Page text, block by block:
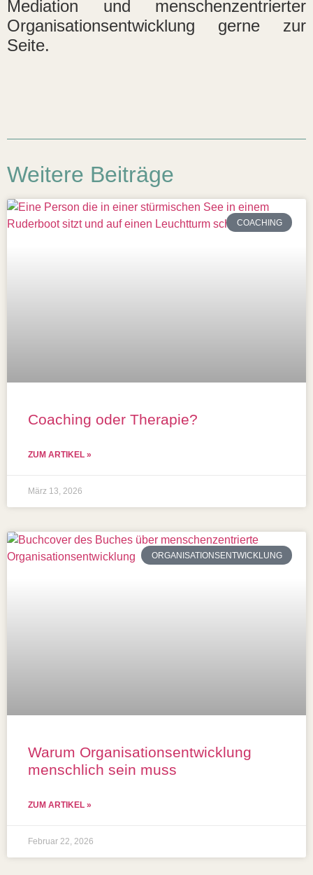
Mediation und menschenzentrierter
Organisationsentwicklung gerne zur
Seite.
Weitere Beiträge
COACHING
Coaching oder Therapie?
ZUM ARTIKEL »
März 13, 2026
ORGANISATIONSENTWICKLUNG
Warum Organisationsentwicklung
menschlich sein muss
ZUM ARTIKEL »
Februar 22, 2026